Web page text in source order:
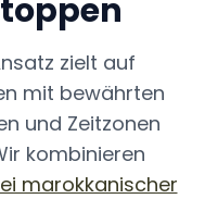
zielt auf
mit bewährten
und Zeitzonen
kombinieren
marokkanischer